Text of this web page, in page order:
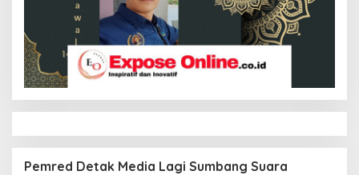
Pemred Detak Media Lagi Sumbang Suara